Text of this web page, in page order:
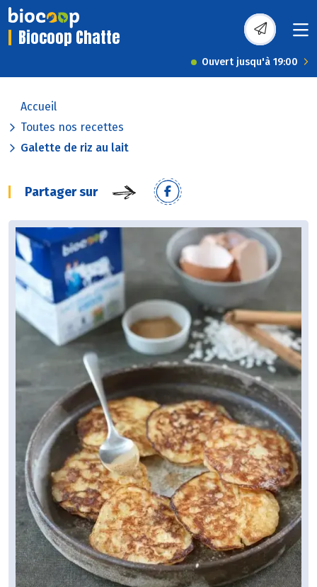
Biocoop Chatte
Ouvert jusqu'à 19:00
Accueil
Toutes nos recettes
Galette de riz au lait
Partager sur